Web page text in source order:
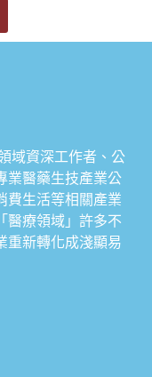
域資深工作者、公
業醫藥生技產業公
費生活等相關產業
醫療領域」許多不
重新轉化成淺顯易